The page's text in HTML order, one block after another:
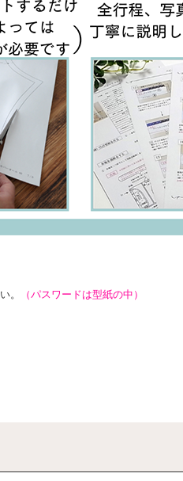
。 （パスワードは型紙の中）